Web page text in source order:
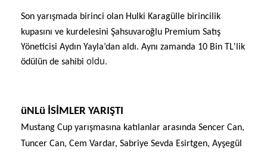
Son yarışmada birinci olan Hulki Karagülle birincilik
kupasını ve kurdelesini Şahsuvaroğlu Premium Satış
Yöneticisi Aydın Yayla’dan aldı. Aynı zamanda 10 Bin TL'lik
ödülün de sahibi oldu.
üNLü İSİMLER YARIŞTI
Mustang Cup yarışmasına katılanlar arasında Sencer Can,
Tuncer Can, Cem Vardar, Sabriye Sevda Esirtgen, Ayşegül